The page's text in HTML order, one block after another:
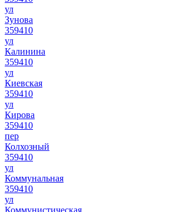
ул
Зунова
359410
ул
Калинина
359410
ул
Киевская
359410
ул
Кирова
359410
пер
Колхозный
359410
ул
Коммунальная
359410
ул
Коммунистическая